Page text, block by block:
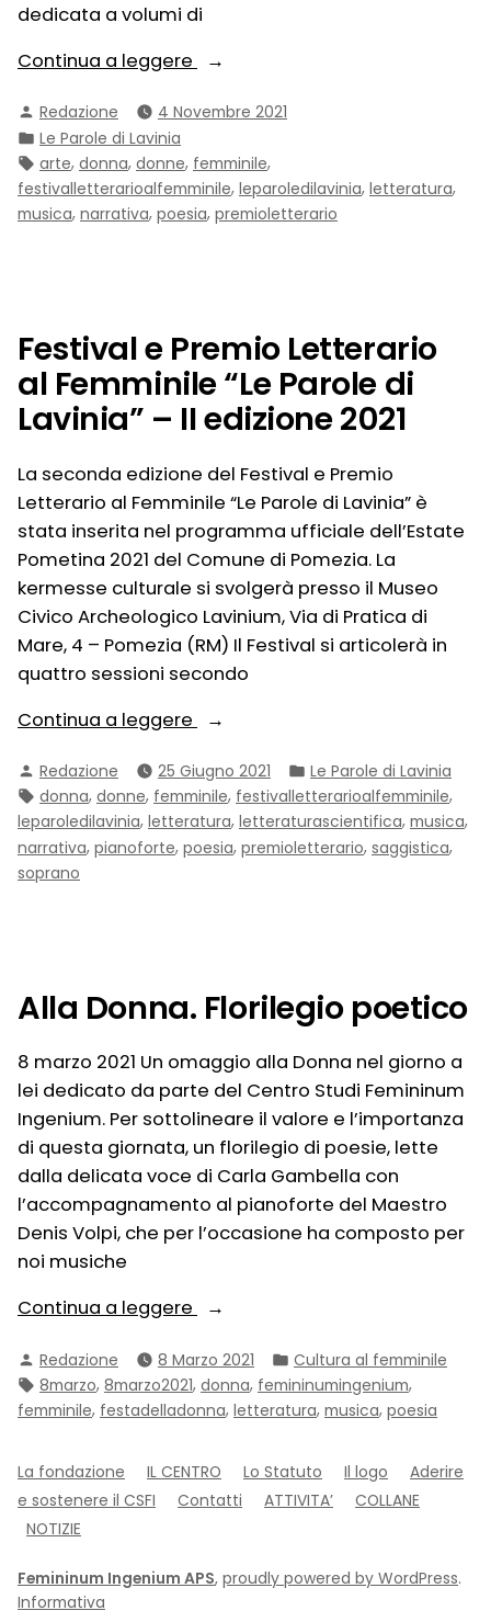
dedicata a volumi di
Continua a leggere
“Premio
al
Le
Parole
Edizione
2022″
Pubblicato
da
Redazione
4 Novembre 2021
Pubblicato
in:
Le Parole di Lavinia
Tag:
arte, donna, donne, femminile,
festivalletterarioalfemminile, leparoledilavinia, letteratura,
musica, narrativa, poesia, premioletterario
Festival e Premio Letterario
al Femminile “Le Parole di
Lavinia” – II edizione 2021
La seconda edizione del Festival e Premio
Letterario al Femminile “Le Parole di Lavinia” è
stata inserita nel programma ufficiale dell’Estate
Pometina 2021 del Comune di Pomezia. La
kermesse culturale si svolgerà presso il Museo
Civico Archeologico Lavinium, Via di Pratica di
Mare, 4 – Pomezia (RM) Il Festival si articolerà in
quattro sessioni secondo
Continua a leggere
“Festival
Premio
Letterario
al
Femminile
–
edizione
2021″
Pubblicato
da
Redazione 25 Giugno 2021
Pubblicato
in:
Le Parole di Lavinia
Tag:
donna, donne, femminile, festivalletterarioalfemminile,
leparoledilavinia, letteratura, letteraturascientifica, musica,
narrativa, pianoforte, poesia, premioletterario, saggistica,
soprano
Alla Donna. Florilegio poetico
8 marzo 2021 Un omaggio alla Donna nel giorno a
lei dedicato da parte del Centro Studi Femininum
Ingenium. Per sottolineare il valore e l’importanza
di questa giornata, un florilegio di poesie, lette
dalla delicata voce di Carla Gambella con
l’accompagnamento al pianoforte del Maestro
Denis Volpi, che per l’occasione ha composto per
noi musiche
Continua a leggere
“Alla
Florilegio
poetico”
Pubblicato
da
Redazione 8 Marzo 2021
Pubblicato
in:
Cultura al femminile
Tag:
8marzo, 8marzo2021, donna, femininumingenium,
femminile, festadelladonna, letteratura, musica, poesia
La fondazione IL CENTRO Lo Statuto Il logo
Aderire
e sostenere il CSFI
Contatti ATTIVITA’
COLLANE
NOTIZIE
Femininum Ingenium APS, proudly powered by WordPress.
Informativa